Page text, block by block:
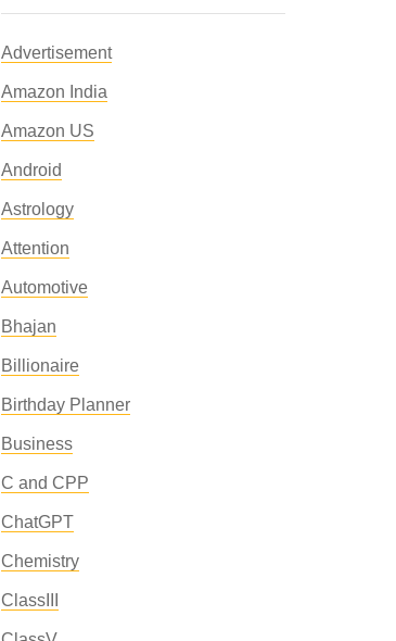
Advertisement
Amazon India
Amazon US
Android
Astrology
Attention
Automotive
Bhajan
Billionaire
Birthday Planner
Business
C and CPP
ChatGPT
Chemistry
ClassIII